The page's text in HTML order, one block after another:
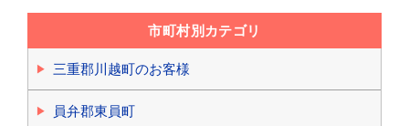
市町村別カテゴリ
三重郡川越町のお客様
員弁郡東員町